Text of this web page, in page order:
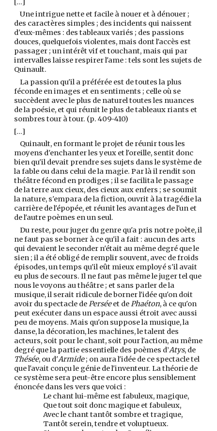
Une intrigue nette et facile à nouer et à dénouer ;
des caractères simples ; des incidents qui naissent
d'eux-mêmes : des tableaux variés ; des passions
douces, quelquefois violentes, mais dont l'accès est
passager ; un intérêt vif et touchant, mais qui par
intervalles laisse respirer l'ame : tels sont les sujets de
Quinault.
La passion qu'il a préférée est de toutes la plus
féconde en images et en sentiments ; celle où se
succèdent avec le plus de naturel toutes les nuances
de la poésie, et qui réunit le plus de tableaux riants et
sombres tour à tour. (p. 409-410)
[...]
Quinault, en formant le projet de réunir tous les
moyens d'enchanter les yeux et l'oreille, sentit donc
bien qu'il devait prendre ses sujets dans le système de
la fable ou dans celui de la magie. Par là il rendit son
théâtre fécond en prodiges ; il se facilita le passage
de la terre aux cieux, des cieux aux enfers ; se soumit
la nature, s'empara de la fiction, ouvrit à la tragédie la
carrière de l'épopée, et réunit les avantages de l'un et
de l'autre poèmes en un seul.
Du reste, pour juger du genre qu'a pris notre poète, il
ne faut pas se borner à ce qu'il a fait : aucun des arts
qui devaient le seconder n'était au même degré que le
sien ; il a été obligé de remplir souvent, avec de froids
épisodes, un temps qu'il eût mieux employé s'il avait
eu plus de secours. Il ne faut pas même le juger tel que
nous le voyons au théâtre ; et sans parler de la
musique, il serait ridicule de borner l'idée qu'on doit
avoir du spectacle dePerséeet dePhaéton, à ce qu'on
peut exécuter dans un espace aussi étroit avec aussi
peu de moyens. Mais qu'on suppose la musique, la
danse, la décoration, les machines, le talent des
acteurs, soit pour le chant, soit pour l'action, au même
degré que la partie essentielle des poèmes d’Atys, de
Thésée, ou d'Armide; on aura l'idée de ce spectacle tel
que l'avait conçu le génie de l'inventeur. La théorie de
ce système sera peut-être encore plus sensiblement
énoncée dans les vers que voici :
Le chant lui-même est fabuleux, magique,
Que tout soit donc magique et fabuleux,
Avec le chant tantôt sombre et tragique,
Tantôt serein, tendre et voluptueux.